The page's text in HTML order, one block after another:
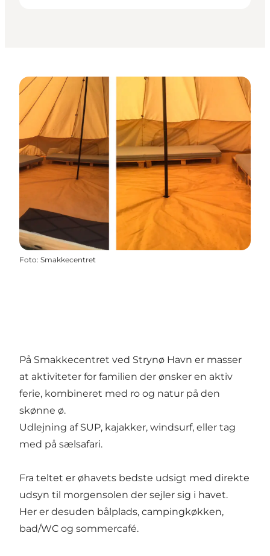
Foto: Smakkecentret
På Smakkecentret ved Strynø Havn er masser
at aktiviteter for familien der ønsker en aktiv
ferie, kombineret med ro og natur på den
skønne ø.
Udlejning af SUP, kajakker, windsurf, eller tag
med på sælsafari.
Fra teltet er øhavets bedste udsigt med direkte
udsyn til morgensolen der sejler sig i havet.
Her er desuden bålplads, campingkøkken,
bad/WC og sommercafé.